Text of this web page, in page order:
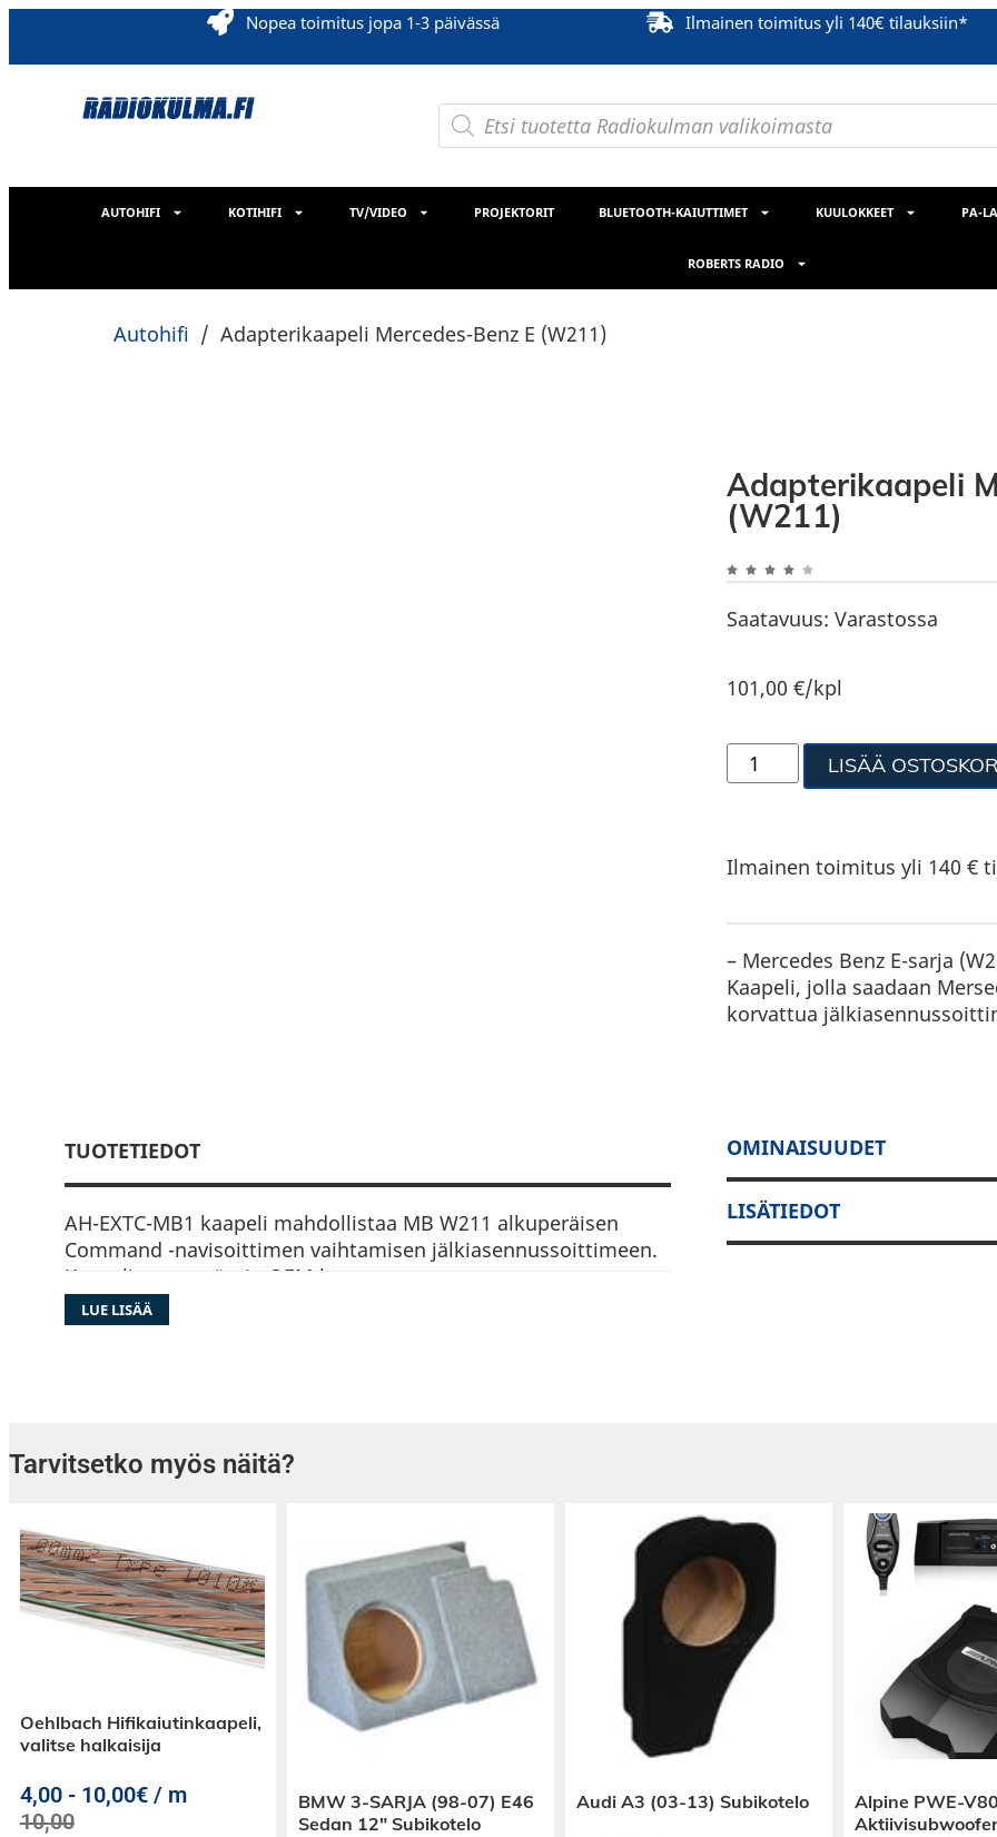
Nopea toimitus jopa 1-3 päivässä Ilmainen toimitus yli 140€ tilauksiin*
AUTOHIFI KOTIHIFI TV/VIDEO PROJEKTORIT BLUETOOTH-KAIUTTIMET KUULOKKEET PA-
ROBERTS RADIO
Autohifi / Adapterikaapeli Mercedes-Benz E (W211)
Adapterikaapeli
(W211)
Saatavuus: Varastossa
101,00 €/kpl
LISÄÄ
Ilmainen toimitus yli 140 €
– Mercedes Benz E-sarja
Kaapeli, jolla saadaan
korvattua
TUOTETIEDOT
AH-EXTC-MB1 kaapeli mahdollistaa MB W211 alkuperäisen
Command -navisoittimen vaihtamisen jälkiasennussoittimeen.
Kaapeli vastaa täysin OEM-laatua.
Kaapeli kytketään tavaratilan vasemmalla puolella olevaan
Pituus: 5 metriä
Sisältää antennikaapelin
LUE LISÄÄ
OMINAISUUDET
LISÄTIEDOT
Tarvitsetko myös näitä?
Oehlbach Hifikaiutinkaapeli,
valitse halkaisija
4,00- 10,00€ / m
10,00
BMW 3-SARJA (98-07) E46
Sedan 12″ Subikotelo
Audi A3 (03-13) Subikotelo
Alpine PWE-
Aktiivisubwoofer